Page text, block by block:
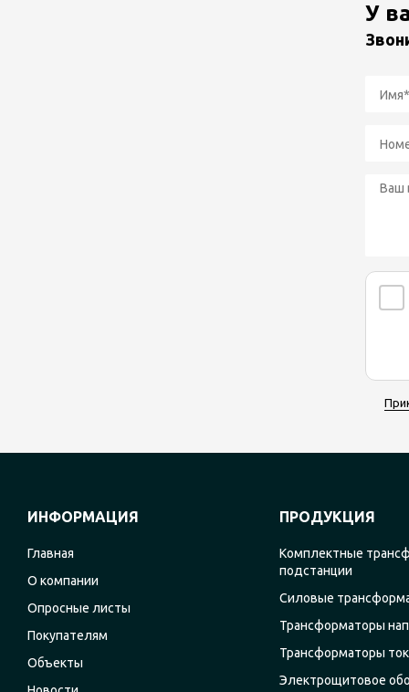
У
ИНФОРМАЦИЯ
Главная
О компании
Опросные листы
Покупателям
Объекты
ПРОДУКЦИЯ
Комплектные
подстанции
Силовые
Трансформаторы
Трансформаторы
Электрощитовое